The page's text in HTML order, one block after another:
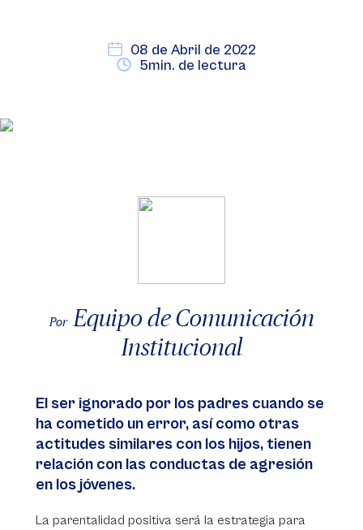
08 de Abril de 2022
5min. de lectura
Por Equipo de Comunicación
Institucional
El ser ignorado por los padres cuando se
ha cometido un error, así como otras
actitudes similares con los hijos, tienen
relación con las conductas de agresión
en los jóvenes.
La parentalidad positiva será la estrategia para